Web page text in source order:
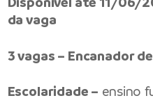
da vaga
3 vagas – Encanador
Escolaridade – ensino